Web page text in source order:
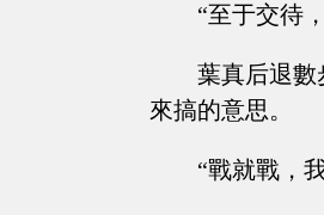
“至于交待
葉真后退數
來搞的意思。
“戰就戰，